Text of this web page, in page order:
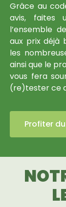
Grâce au
avis, faites
l’ensemble
aux prix déjà
les
ainsi que le
vous fera
(re)tester ce
Profiter